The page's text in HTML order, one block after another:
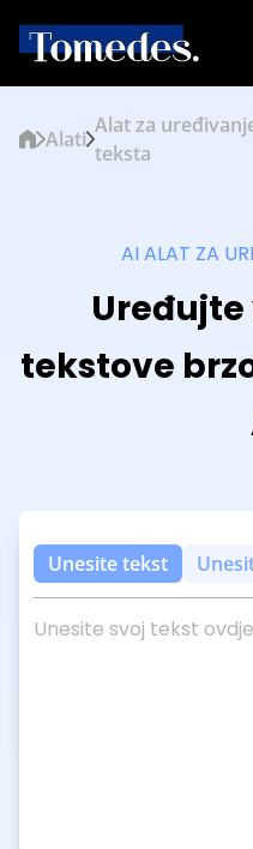
Alati
Alat za
teksta
AI ALAT ZA
tekstove
Unesite tekst
Unesite svoj tekst